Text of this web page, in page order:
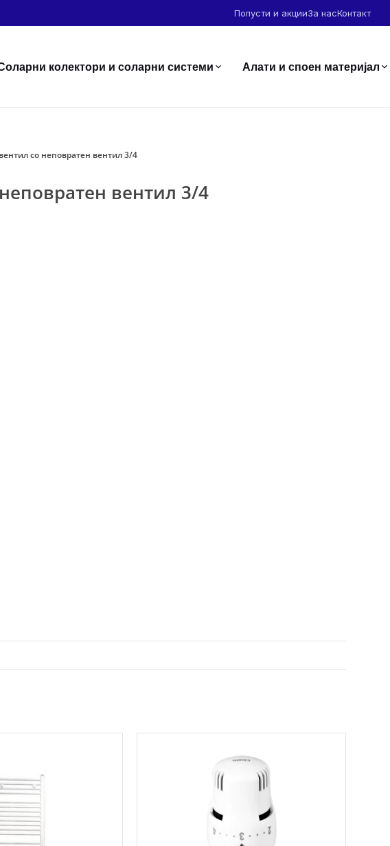
Попусти и акцииЗа насКонтакт
колектори и соларни системи Алати и споен материјал
со неповратен вентил 3/4
вентил 3/4